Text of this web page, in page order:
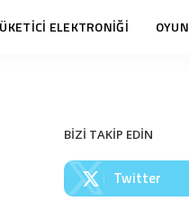
ELEKTRONİĞİ OYUN
BİZİ TAKİP EDİN
Twitter